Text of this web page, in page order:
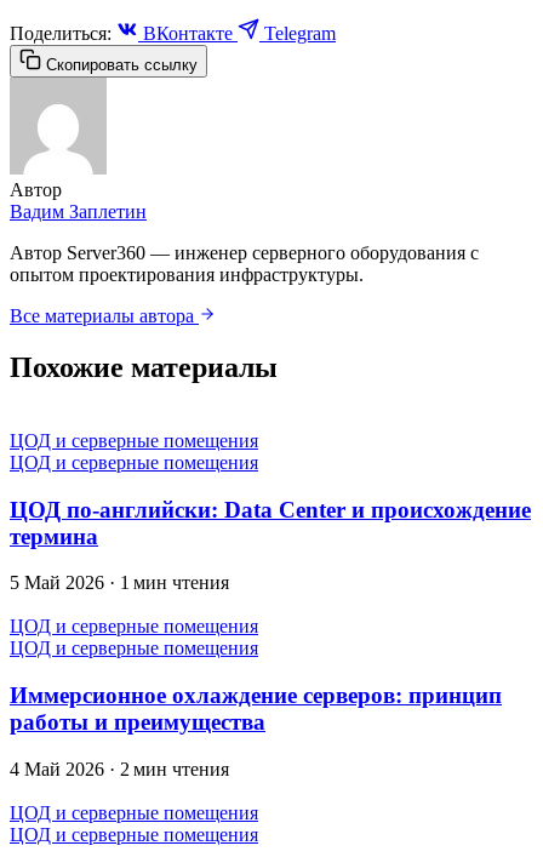
Поделиться: ВКонтакте Telegram
Скопировать ссылку
Автор
Вадим Заплетин
Автор Server360 — инженер серверного оборудования с
опытом проектирования инфраструктуры.
Все материалы автора
Похожие материалы
ЦОД и серверные помещения
ЦОД и серверные помещения
ЦОД по-английски: Data Center и происхождение
термина
5 Май 2026 · 1 мин чтения
ЦОД и серверные помещения
ЦОД и серверные помещения
Иммерсионное охлаждение серверов: принцип
работы и преимущества
4 Май 2026 · 2 мин чтения
ЦОД и серверные помещения
ЦОД и серверные помещения